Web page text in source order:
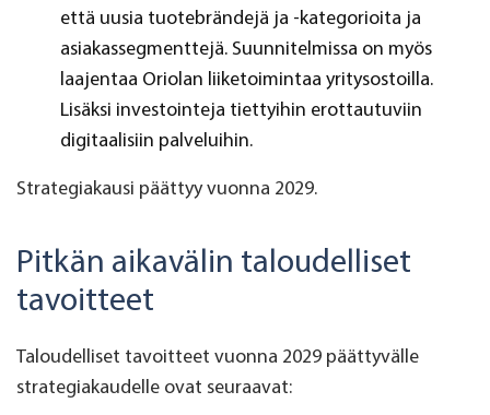
että uusia tuotebrändejä ja -kategorioita ja
asiakassegmenttejä. Suunnitelmissa on myös
laajentaa Oriolan liiketoimintaa yritysostoilla.
Lisäksi investointeja tiettyihin erottautuviin
digitaalisiin palveluihin.
Strategiakausi päättyy vuonna 2029.
Pitkän aikavälin taloudelliset
tavoitteet
Taloudelliset tavoitteet vuonna 2029 päättyvälle
strategiakaudelle ovat seuraavat: